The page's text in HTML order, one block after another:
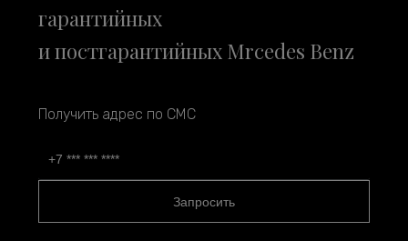
гарантийных
и постгарантийных Mrcedes Benz
Получить адрес по СМС
Запросить